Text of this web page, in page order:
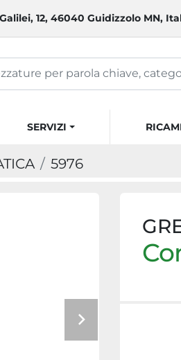
12, 46040 Guidizzolo MN,
SERVIZI
5976